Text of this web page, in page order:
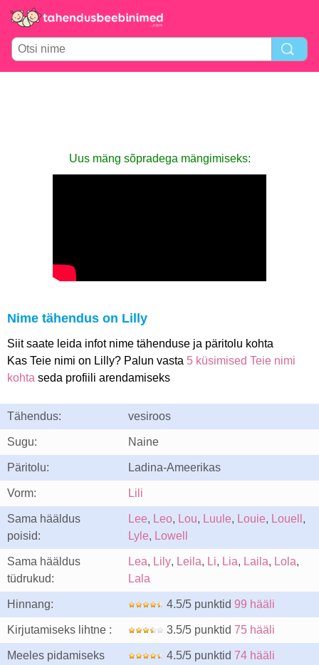
Uus mäng sõpradega mängimiseks:
Nime tähendus on Lilly
Siit saate leida infot nime tähenduse ja päritolu kohta
Kas Teie nimi on Lilly? Palun vasta 5 küsimised Teie nimi
kohta seda profiili arendamiseks
Tähendus: vesiroos
Sugu: Naine
Päritolu: Ladina-Ameerikas
Vorm: Lili
Sama hääldus
poisid:
Lee, Leo, Lou, Luule, Louie, Louell ,
Lyle, Lowell
Sama hääldus
tüdrukud:
Lea, Lily, Leila, Li, Lia, Laila, Lola,
Lala
Hinnang: 4.5/5 punktid 99 hääli
Kirjutamiseks lihtne : 3.5/5 punktid 75 hääli
Meeles pidamiseks
4.5/5 punktid 74 hääli